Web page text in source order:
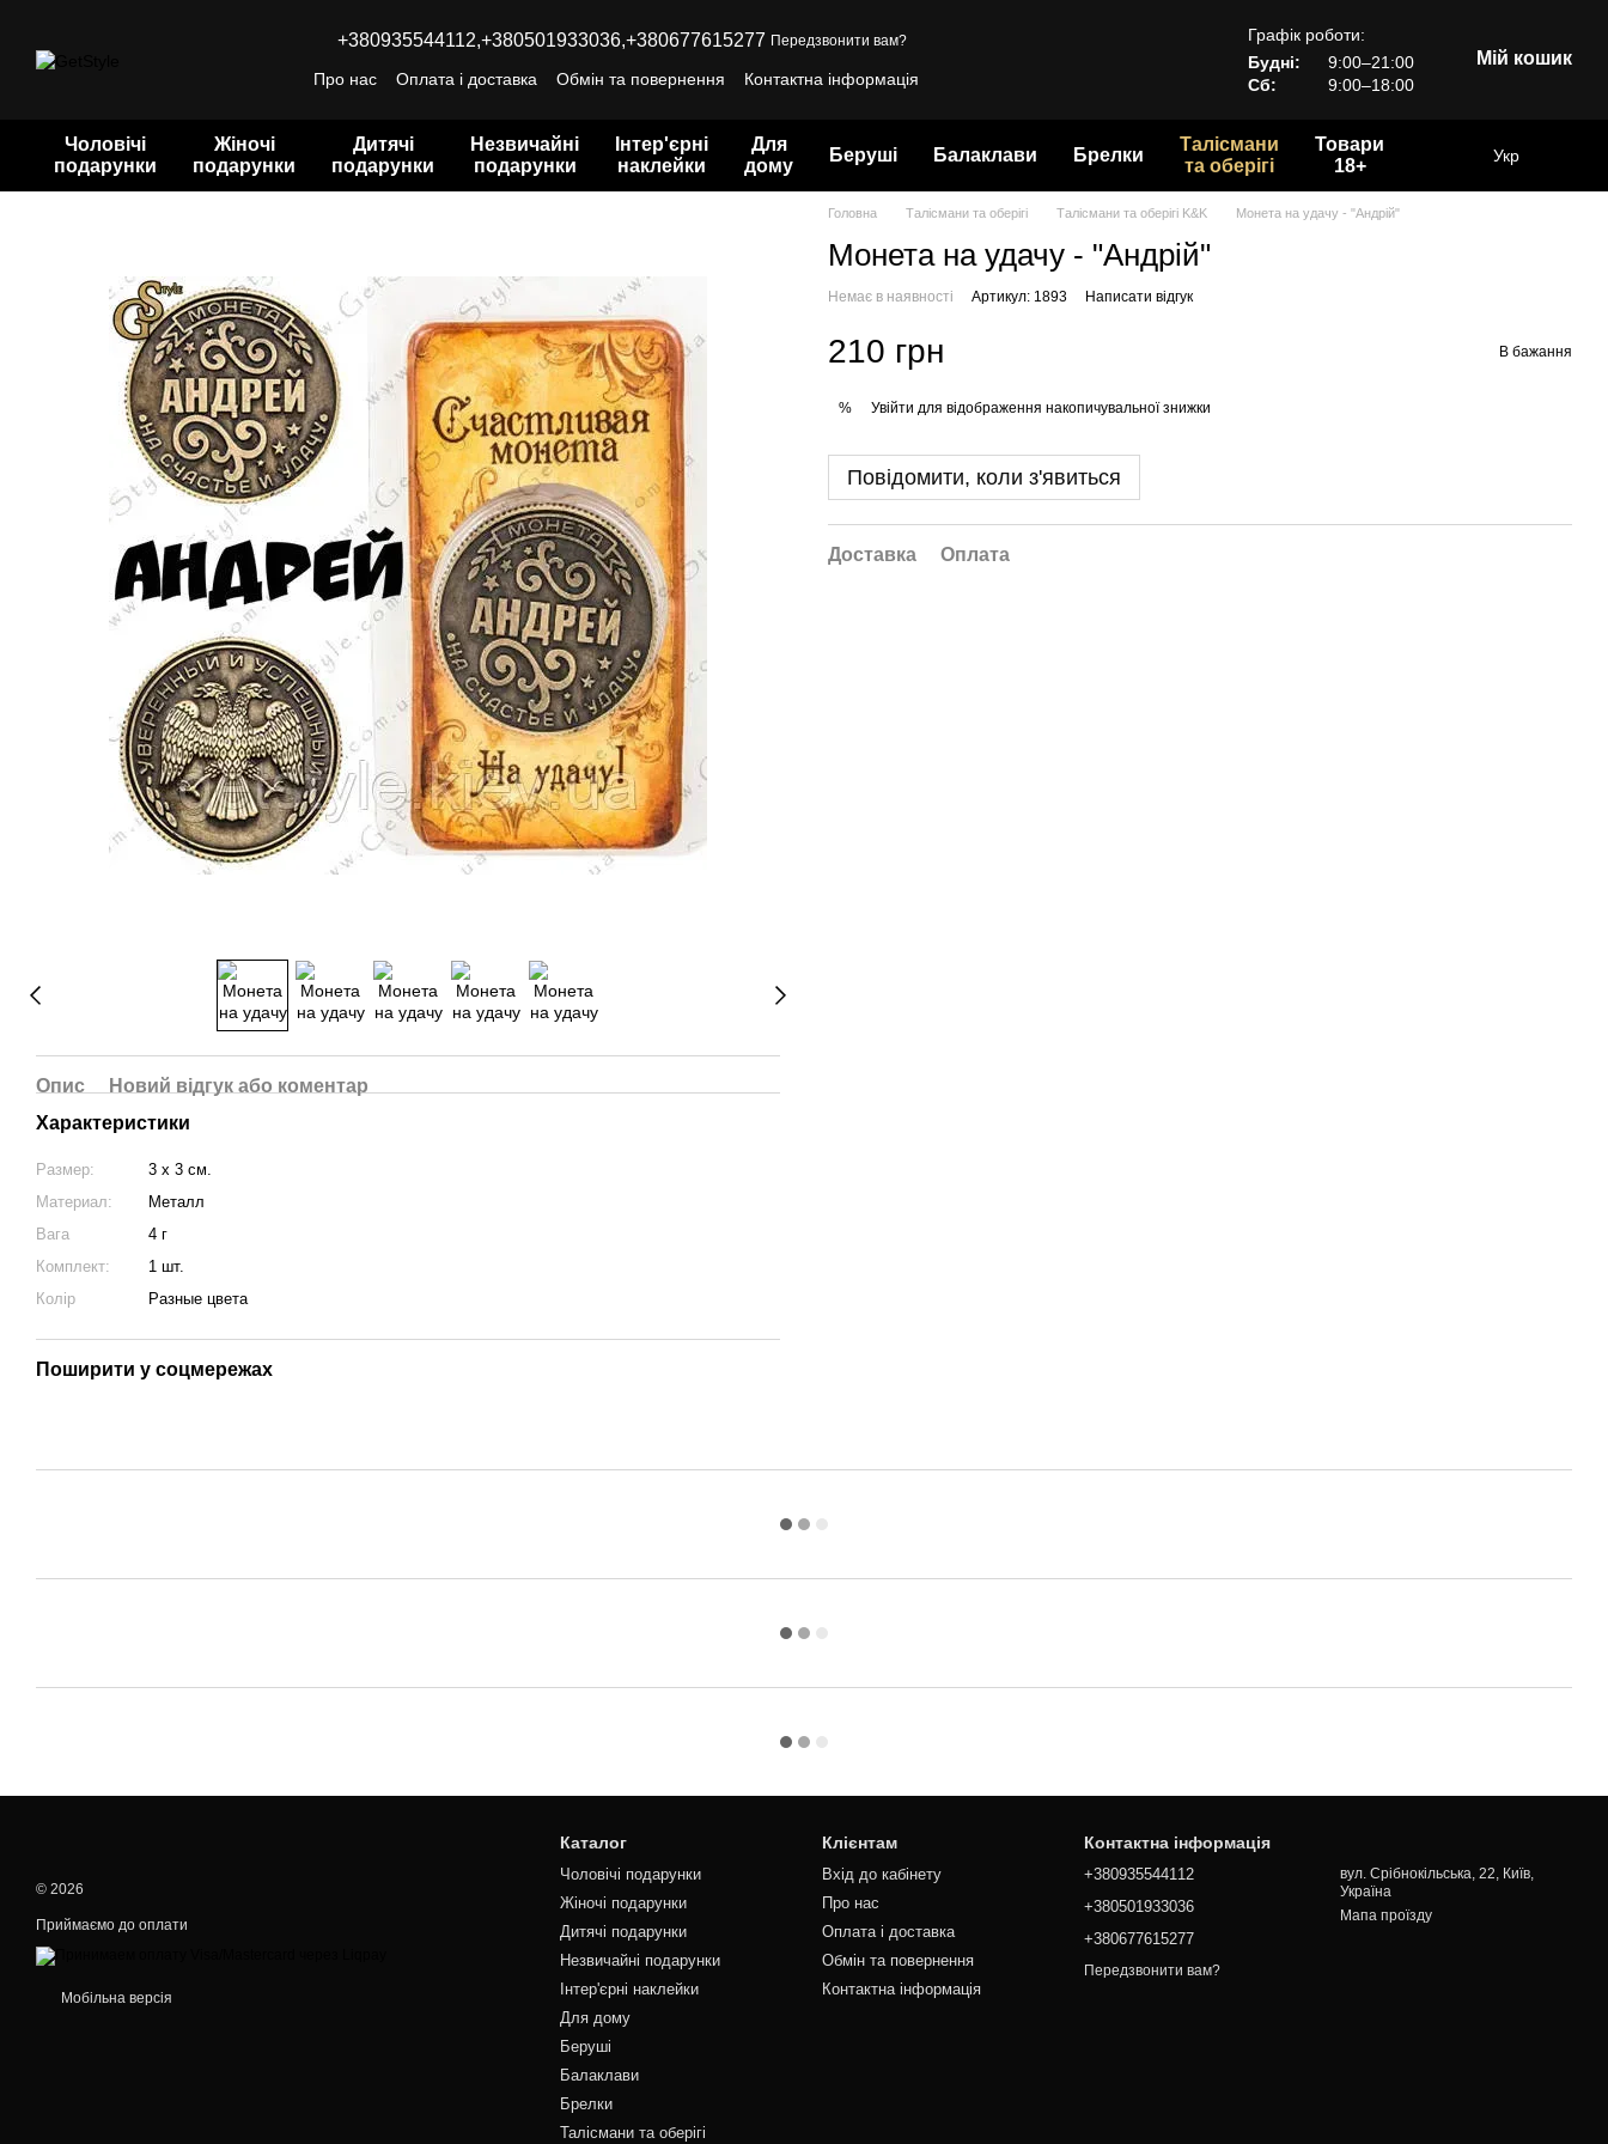
+380935544112,+380501933036,+380677615277 Передзвонити вам?
Про нас Оплата і доставка Обмін та повернення Контактна інформація
Графік роботи:
Будні:
9:00–21:00
Сб:
9:00–18:00
Мій кошик
Чоловічі
подарунки
Жіночі
подарунки
Дитячі
подарунки
Незвичайні
подарунки
Інтер'єрні
наклейки
Для
дому
Беруші Балаклави Брелки
Талісмани
та оберігі
Товари
18+
Укр
Опис
Новий відгук або коментар
Характеристики
Размер:
3 х 3 см.
Материал:
Металл
Вага
4 г
Комплект:
1 шт.
Колір
Разные цвета
Поширити у соцмережах
Головна Талісмани та оберігі Талісмани та оберігі K&K Монета на удачу - "Андрій"
Монета на удачу - "Андрій"
Немає в наявності Артикул: 1893 Написати відгук
210 грн В бажання
% Увійти для відображення накопичувальної знижки
Повідомити, коли з'явиться
Доставка Оплата
© 2026
Приймаємо до оплати
Мобільна версія
Каталог
Чоловічі подарунки
Жіночі подарунки
Дитячі подарунки
Незвичайні подарунки
Інтер'єрні наклейки
Для дому
Беруші
Балаклави
Брелки
Талісмани та оберігі
Клієнтам
Вхід до кабінету
Про нас
Оплата і доставка
Обмін та повернення
Контактна інформація
Контактна інформація
+380935544112
+380501933036
+380677615277
Передзвонити вам?
вул. Срібнокільська, 22, Київ,
Україна
Мапа проїзду